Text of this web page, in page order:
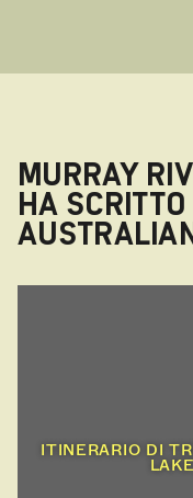
MURRAY
HA
ITINERARIO DI